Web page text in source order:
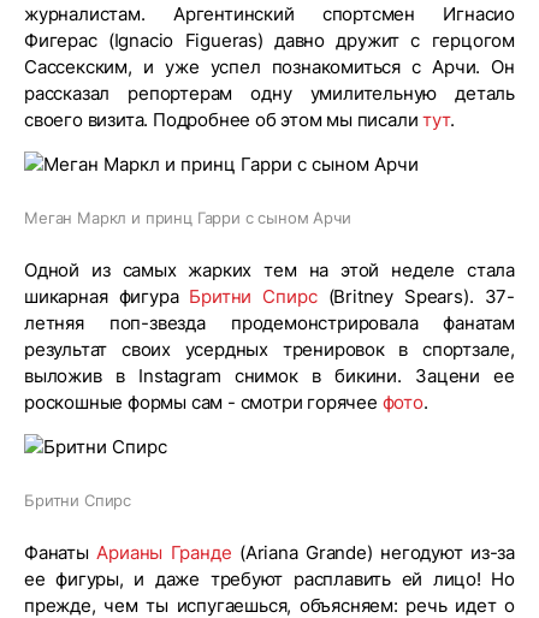
журналистам. Аргентинский спортсмен Игнасио
Фигерас (Ignacio Figueras) давно дружит с герцогом
Сассекским, и уже успел познакомиться с Арчи. Он
рассказал репортерам одну умилительную деталь
своего визита. Подробнее об этом мы писалитут.
Меган Маркл и принц Гарри с сыном Арчи
Одной из самых жарких тем на этой неделе стала
шикарная фигура Бритни Спирс(Britney Spears). 37-
летняя поп-звезда продемонстрировала фанатам
результат своих усердных тренировок в спортзале,
выложив в Instagram снимок в бикини. Зацени ее
роскошные формы сам - смотри горячее фото.
Бритни Спирс
ФанатыАрианы Гранде (Ariana Grande) негодуют из-за
ее фигуры, и даже требуют расплавить ей лицо! Но
прежде, чем ты испугаешься, объясняем: речь идет о